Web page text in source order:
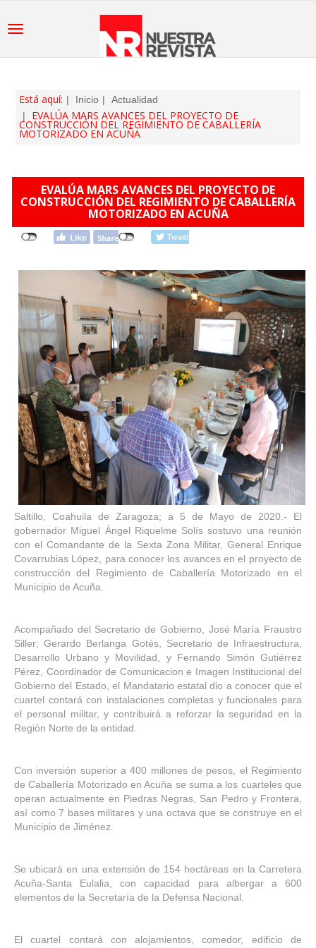
Está aquí: Inicio Actualidad
EVALÚA MARS AVANCES DEL PROYECTO DE
CONSTRUCCIÓN DEL REGIMIENTO DE CABALLERÍA
MOTORIZADO EN ACUÑA
EVALÚA MARS AVANCES DEL PROYECTO DE
CONSTRUCCIÓN DEL REGIMIENTO DE CABALLERÍA
MOTORIZADO EN ACUÑA
Saltillo, Coahuila de Zaragoza; a 5 de Mayo de 2020.- El
gobernador Miguel Ángel Riquelme Solís sostuvo una reunión
con el Comandante de la Sexta Zona Militar, General Enrique
Covarrubias López, para conocer los avances en el proyecto de
construcción del Regimiento de Caballería Motorizado en el
Municipio de Acuña.
Acompañado del Secretario de Gobierno, José María Fraustro
Siller; Gerardo Berlanga Gotés, Secretario de Infraestructura,
Desarrollo Urbano y Movilidad, y Fernando Simón Gutiérrez
Pérez, Coordinador de Comunicacion e Imagen Institucional del
Gobierno del Estado, el Mandatario estatal dio a conocer que el
cuartel contará con instalaciones completas y funcionales para
el personal militar, y contribuirá a reforzar la seguridad en la
Región Norte de la entidad.
Con inversión superior a 400 millones de pesos, el Regimiento
de Caballería Motorizado en Acuña se suma a los cuarteles que
operan actualmente en Piedras Negras, San Pedro y Frontera,
así como 7 bases militares y una octava que se construye en el
Municipio de Jiménez.
Se ubicará en una extensión de 154 hectáreas en la Carretera
Acuña-Santa Eulalia, con capacidad para albergar a 600
elementos de la Secretaría de la Defensa Nacional.
El cuartel contará con alojamientos, comedor, edificio de